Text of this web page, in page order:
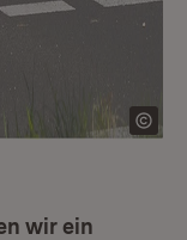
wir ein